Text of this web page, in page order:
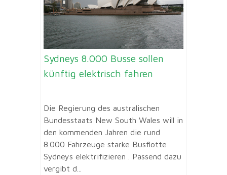
Sydneys 8.000 Busse sollen
künftig elektrisch fahren
Die Regierung des australischen
Bundesstaats New South Wales will in
den kommenden Jahren die rund
8.000 Fahrzeuge starke Busflotte
Sydneys elektrifizieren . Passend dazu
vergibt d...